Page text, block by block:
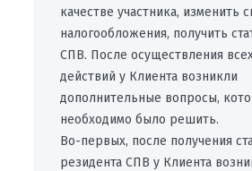
качестве участника, изменить
налогообложения, получить
СПВ. После осуществления
действий у Клиента возникли
дополнительные вопросы,
необходимо было решить.
Во-первых, после получения
резидента СПВ у Клиента